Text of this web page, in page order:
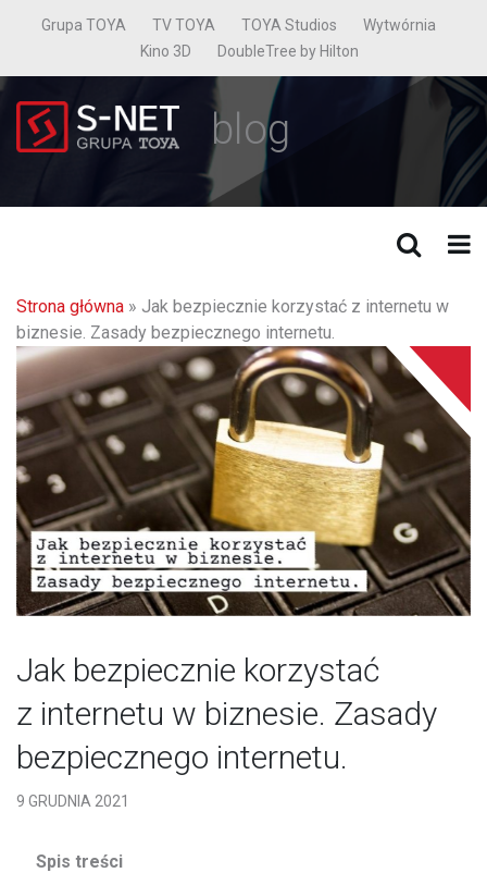
Grupa TOYA TV TOYA TOYA Studios
Wytwórnia
Kino 3D
DoubleTree by Hilton
blog
Strona główna » Jak bezpiecznie korzystać z internetu w
biznesie. Zasady bezpiecznego internetu.
Jak bezpiecznie korzystać
z internetu w biznesie. Zasady
bezpiecznego internetu.
9 GRUDNIA 2021
Spis treści